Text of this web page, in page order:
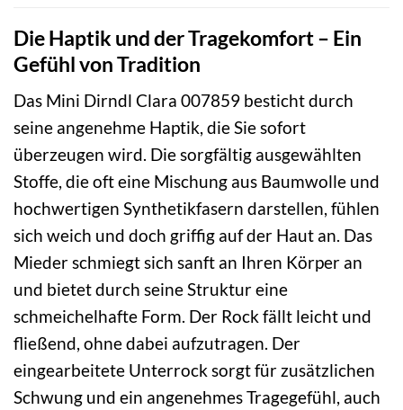
Die Haptik und der Tragekomfort – Ein
Gefühl von Tradition
Das Mini Dirndl Clara 007859 besticht durch
seine angenehme Haptik, die Sie sofort
überzeugen wird. Die sorgfältig ausgewählten
Stoffe, die oft eine Mischung aus Baumwolle und
hochwertigen Synthetikfasern darstellen, fühlen
sich weich und doch griffig auf der Haut an. Das
Mieder schmiegt sich sanft an Ihren Körper an
und bietet durch seine Struktur eine
schmeichelhafte Form. Der Rock fällt leicht und
fließend, ohne dabei aufzutragen. Der
eingearbeitete Unterrock sorgt für zusätzlichen
Schwung und ein angenehmes Tragegefühl, auch